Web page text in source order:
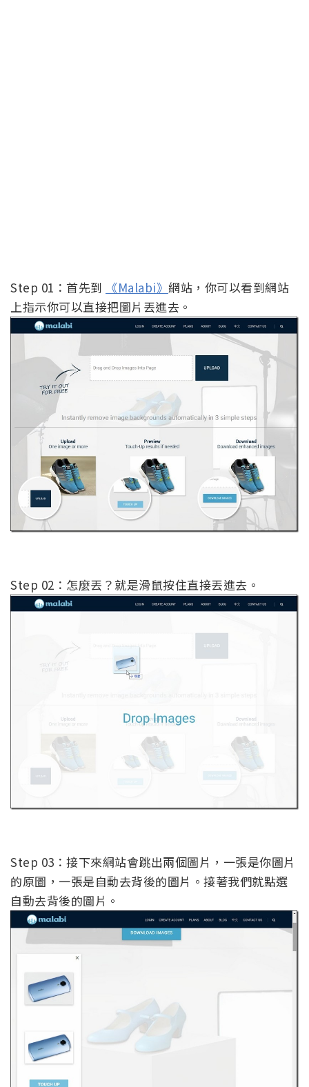
Step 01：首先到 《Malabi》 網站，你可以看到網站
上指示你可以直接把圖片丟進去。
Step 02：怎麼丟？就是滑鼠按住直接丟進去。
Step 03：接下來網站會跳出兩個圖片，一張是你圖片
的原圖，一張是自動去背後的圖片。接著我們就點選
自動去背後的圖片。